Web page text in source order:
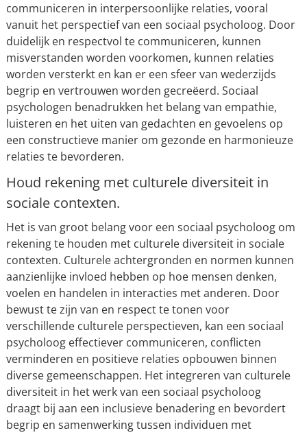
communiceren in interpersoonlijke relaties, vooral
vanuit het perspectief van een sociaal psycholoog. Door
duidelijk en respectvol te communiceren, kunnen
misverstanden worden voorkomen, kunnen relaties
worden versterkt en kan er een sfeer van wederzijds
begrip en vertrouwen worden gecreëerd. Sociaal
psychologen benadrukken het belang van empathie,
luisteren en het uiten van gedachten en gevoelens op
een constructieve manier om gezonde en harmonieuze
relaties te bevorderen.
Houd rekening met culturele diversiteit in
sociale contexten.
Het is van groot belang voor een sociaal psycholoog om
rekening te houden met culturele diversiteit in sociale
contexten. Culturele achtergronden en normen kunnen
aanzienlijke invloed hebben op hoe mensen denken,
voelen en handelen in interacties met anderen. Door
bewust te zijn van en respect te tonen voor
verschillende culturele perspectieven, kan een sociaal
psycholoog effectiever communiceren, conflicten
verminderen en positieve relaties opbouwen binnen
diverse gemeenschappen. Het integreren van culturele
diversiteit in het werk van een sociaal psycholoog
draagt bij aan een inclusieve benadering en bevordert
begrip en samenwerking tussen individuen met